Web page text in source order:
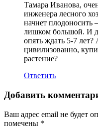
Тамара Иванова,
инженера лесного
начнет
лишком большой. И
опять ждать 5-7 лет?
цивилизованно,
растение?
Ответить
Добавить
Ваш адрес email не будет
помечены *